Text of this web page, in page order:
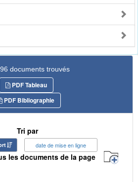
documents trouvés
PDF Tableau
PDF Bibliographie
Tri par
date de mise en ligne
les documents de la page